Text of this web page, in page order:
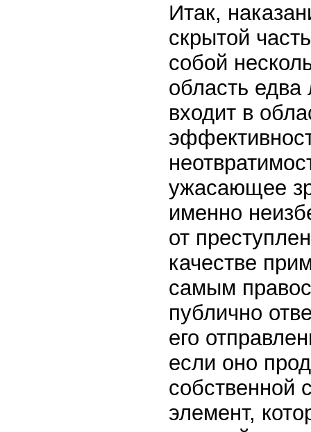
Итак,
скрытой
собой
область едва
входит в
ужасающее
именно
от
качестве
самым
публично
его
если оно
собственной
элемент,